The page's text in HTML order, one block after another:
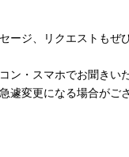
ージ、リクエストもぜ
ン・スマホでお聞きい
遽変更になる場合がご